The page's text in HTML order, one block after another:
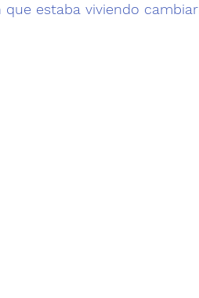
estaba viviendo